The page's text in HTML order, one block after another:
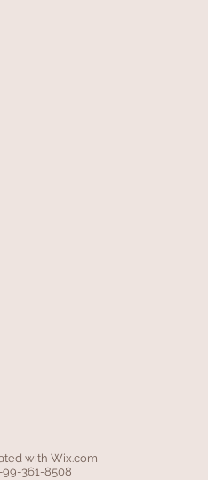
with Wix.com
99-361-8508